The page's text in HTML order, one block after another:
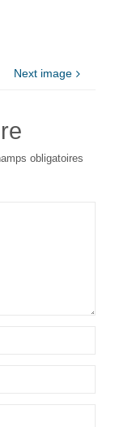
Next image
obligatoires